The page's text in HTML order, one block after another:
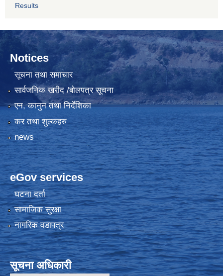
Results
Notices
सूचना तथा समाचार
सार्वजनिक खरीद /बोलपत्र सूचना
एन, कानुन तथा निर्देशिका
कर तथा शुल्कहरु
news
eGov services
घटना दर्ता
सामाजिक सुरक्षा
नागरिक वडापत्र
सूचना अधिकारी